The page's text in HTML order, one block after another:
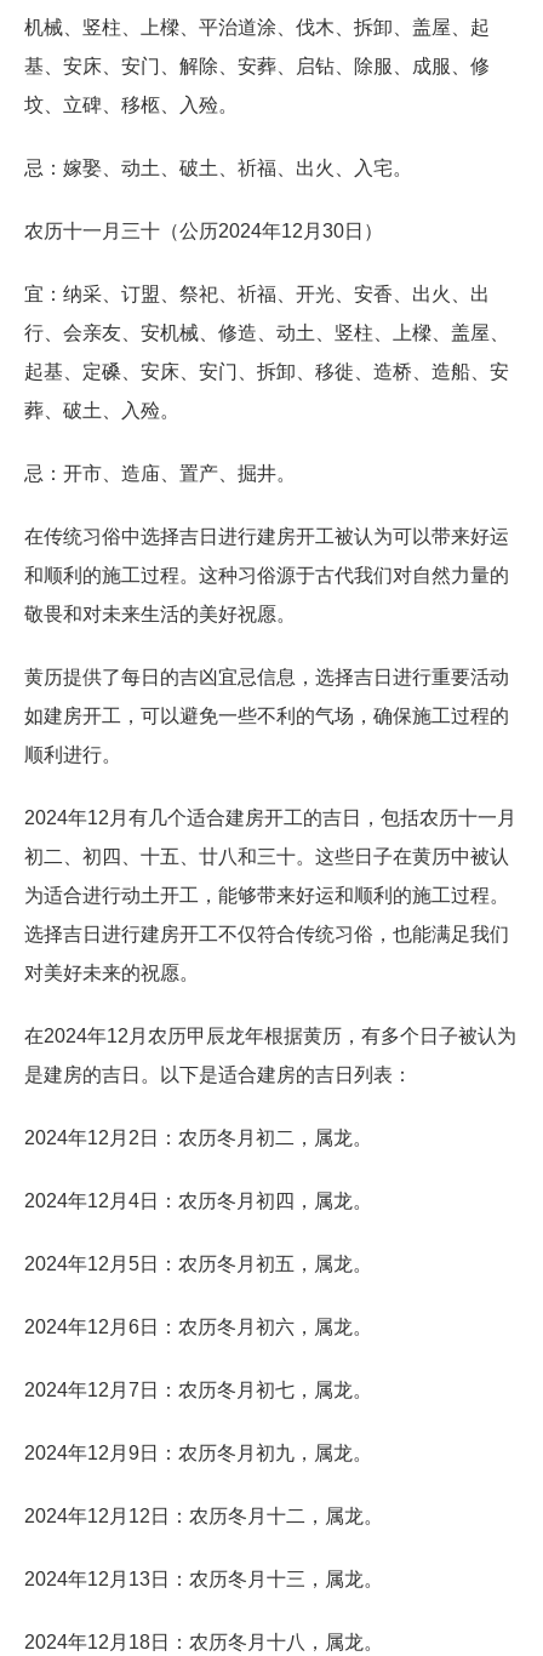
机械、竖柱、上樑、平治道涂、伐木、拆卸、盖屋、起
基、安床、安门、解除、安葬、启钻、除服、成服、修
坟、立碑、移柩、入殓。
忌：嫁娶、动土、破土、祈福、出火、入宅。
农历十一月三十（公历2024年12月30日）
宜：纳采、订盟、祭祀、祈福、开光、安香、出火、出
行、会亲友、安机械、修造、动土、竖柱、上樑、盖屋、
起基、定磉、安床、安门、拆卸、移徙、造桥、造船、安
葬、破土、入殓。
忌：开市、造庙、置产、掘井。
在传统习俗中选择吉日进行建房开工被认为可以带来好运
和顺利的施工过程。这种习俗源于古代我们对自然力量的
敬畏和对未来生活的美好祝愿。
黄历提供了每日的吉凶宜忌信息，选择吉日进行重要活动
如建房开工，可以避免一些不利的气场，确保施工过程的
顺利进行。
2024年12月有几个适合建房开工的吉日，包括农历十一月
初二、初四、十五、廿八和三十。这些日子在黄历中被认
为适合进行动土开工，能够带来好运和顺利的施工过程。
选择吉日进行建房开工不仅符合传统习俗，也能满足我们
对美好未来的祝愿。
在2024年12月农历甲辰龙年根据黄历，有多个日子被认为
是建房的吉日。以下是适合建房的吉日列表：
2024年12月2日：农历冬月初二，属龙。
2024年12月4日：农历冬月初四，属龙。
2024年12月5日：农历冬月初五，属龙。
2024年12月6日：农历冬月初六，属龙。
2024年12月7日：农历冬月初七，属龙。
2024年12月9日：农历冬月初九，属龙。
2024年12月12日：农历冬月十二，属龙。
2024年12月13日：农历冬月十三，属龙。
2024年12月18日：农历冬月十八，属龙。